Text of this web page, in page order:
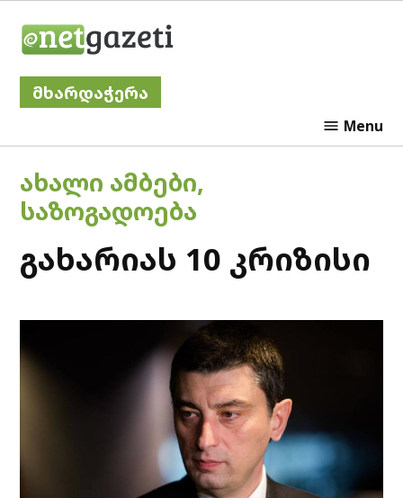
მხარდაჭერა
Menu
POSTED
IN
ᲐᲮᲐᲚᲘ ᲐᲛᲑᲔᲑᲘ,
ᲡᲐᲖᲝᲒᲐᲓᲝᲔᲑᲐ
გახარიას 10 კრიზისი